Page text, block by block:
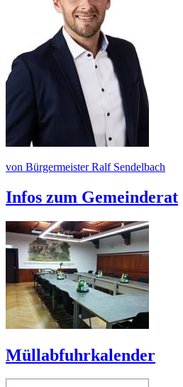
von Bürgermeister Ralf Sendelbach
Infos zum Gemeinderat
Müllabfuhrkalender